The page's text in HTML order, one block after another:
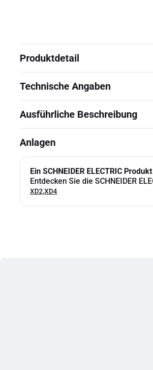
Produktdetail
Technische Angaben
Ausführliche Beschreibung
Anlagen
Ein SCHNEIDER ELECTRIC Produkt
Entdecken Sie die SCHNEIDER
XD2,XD4